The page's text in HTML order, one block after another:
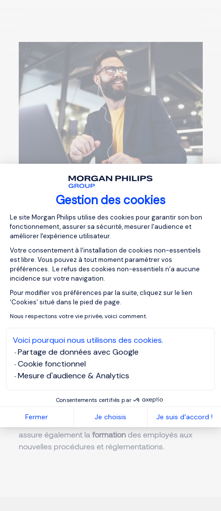
Gestion des cookies
Plateforme de Gestion du
Le site Morgan Philips utilise des cookies pour garantir son bon
fonctionnement, assurer sa sécurité, mesurer l'audience et
améliorer l'expérience utilisateur.
Votre consentement à l'installation de cookies non-essentiels
est libre. Vous pouvez à tout moment paramétrer vos
préférences. Le refus des cookies non-essentiels n’a aucune
incidence sur votre navigation.
Pour modifier vos préférences par la suite, cliquez sur le lien
'Cookies' situé dans le pied de page.
Nous respectons votre vie privée, voici comment.
Voici pourquoi nous utilisons des cookies.
Partage de données avec Google
Cookie fonctionnel
Mesure d'audience & Analytics
Consentements certifiés par
Fermer Je choisis Je suis d'accord !
Axeptio consent
Missionsprincipales
L'emploi du Directeur des Opérations implique de
comprendre et d'anticiper les besoins de l'entreprise
en matière de production et de services. Il évalue
les impacts potentiels de nouvelles stratégies avant
Le Directeur des Opérations a également pour
mission de maintenir la cohérence des règles et
les besoins de changement et pilote leur mise en
œuvre. Ce poste de manager nécessite souvent de
superviser plusieurs équipes et de faire le point sur
la progression des projets auprès de la direction.
En tant que Directeur des Opérations, il fournit des
assure également la formationdes employés aux
nouvelles procédures et réglementations.